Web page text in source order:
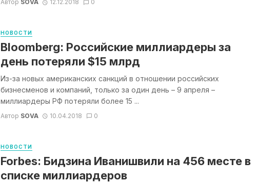
Автор SOVA 12.12.2018 0
НОВОСТИ
Bloomberg: Российские миллиардеры за
день потеряли $15 млрд
Из-за новых американских санкций в отношении российских
бизнесменов и компаний, только за один день – 9 апреля –
миллиардеры РФ потеряли более 15 ...
Автор SOVA 10.04.2018 0
НОВОСТИ
Forbes: Бидзина Иванишвили на 456 месте в
списке миллиардеров